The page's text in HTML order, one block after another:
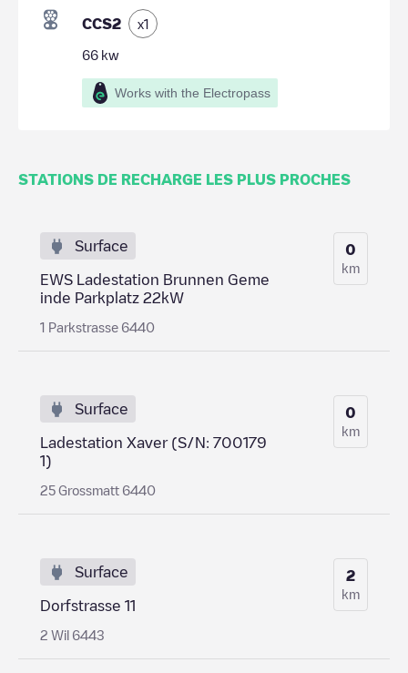
CCS2 x1
66 kw
Works with the Electropass
STATIONS DE RECHARGE LES PLUS PROCHES
Surface
EWS Ladestation Brunnen Geme
inde Parkplatz 22kW
1 Parkstrasse 6440
0
km
Surface
Ladestation Xaver (S/N: 700179
1)
25 Grossmatt 6440
0
km
Surface
Dorfstrasse 11
2 Wil 6443
2
km